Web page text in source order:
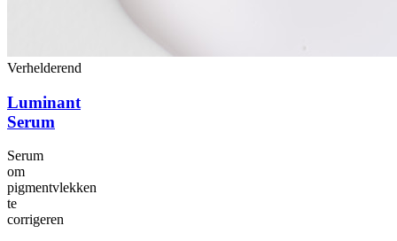
Verhelderend
Luminant
Serum
Serum
om
pigmentvlekken
te
corrigeren